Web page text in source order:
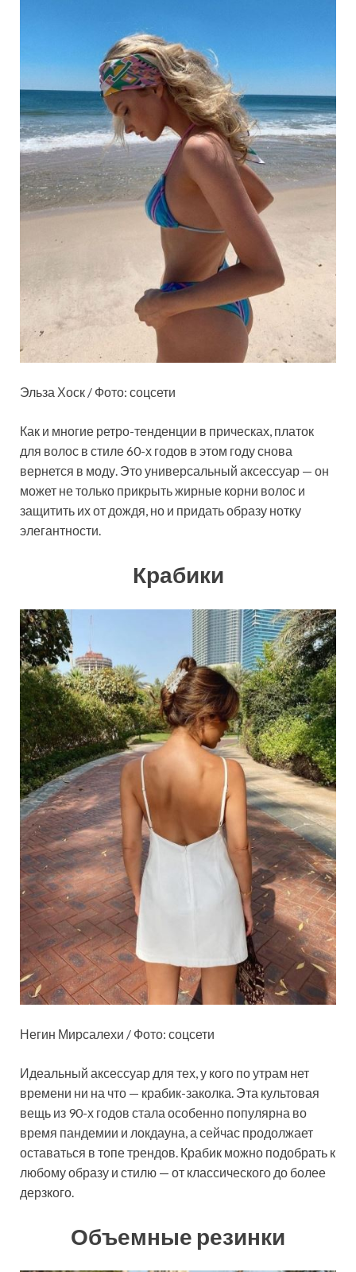
Эльза Хоск / Фото: соцсети
Как и многие ретро-тенденции в прическах, платок
для волос в стиле 60-х годов в этом году снова
вернется в моду. Это универсальный аксессуар — он
может не только прикрыть жирные корни волос и
защитить их от дождя, но и придать образу нотку
элегантности.
Крабики
Негин Мирсалехи / Фото: соцсети
Идеальный аксессуар для тех, у кого по утрам нет
времени ни на что — крабик-заколка. Эта культовая
вещь из 90-х годов стала особенно популярна во
время пандемии и локдауна, а сейчас продолжает
оставаться в топе трендов. Крабик можно подобрать к
любому образу и стилю — от классического до более
дерзкого.
Объемные резинки